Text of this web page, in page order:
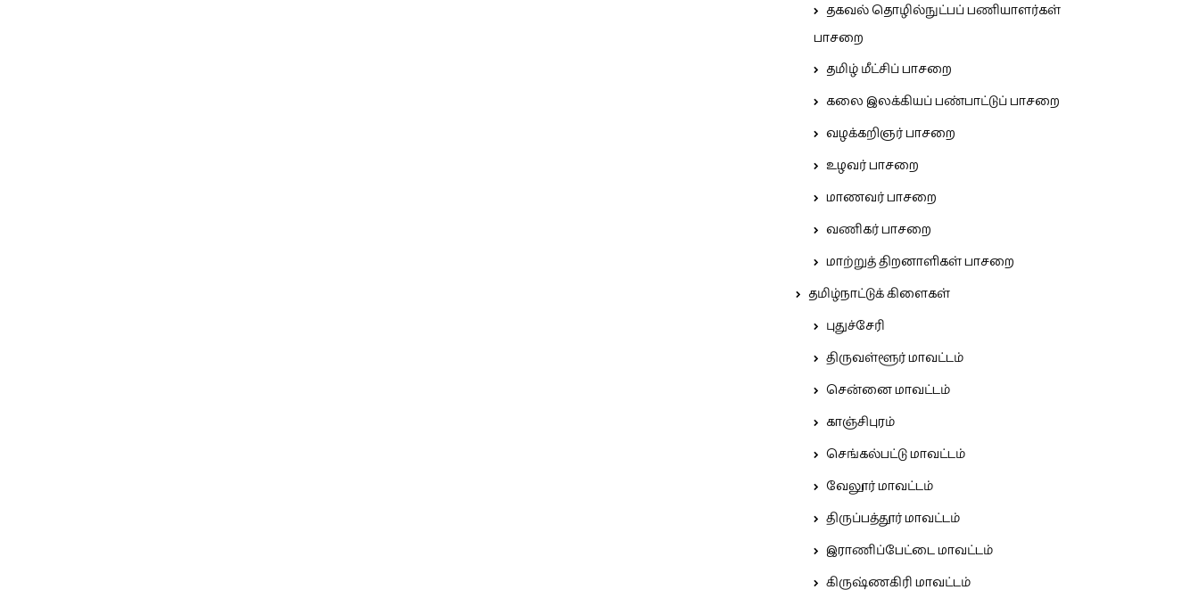
தகவல் தொழில்நுட்பப் பணியாளர்கள்
பாசறை
தமிழ் மீட்சிப் பாசறை
கலை இலக்கியப் பண்பாட்டுப் பாசறை
வழக்கறிஞர் பாசறை
உழவர் பாசறை
மாணவர் பாசறை
வணிகர் பாசறை
மாற்றுத் திறனாளிகள் பாசறை
தமிழ்நாட்டுக் கிளைகள்
புதுச்சேரி
திருவள்ளூர் மாவட்டம்
சென்னை மாவட்டம்
காஞ்சிபுரம்
செங்கல்பட்டு மாவட்டம்
வேலூர் மாவட்டம்
திருப்பத்தூர் மாவட்டம்
இராணிப்பேட்டை மாவட்டம்
கிருஷ்ணகிரி மாவட்டம்